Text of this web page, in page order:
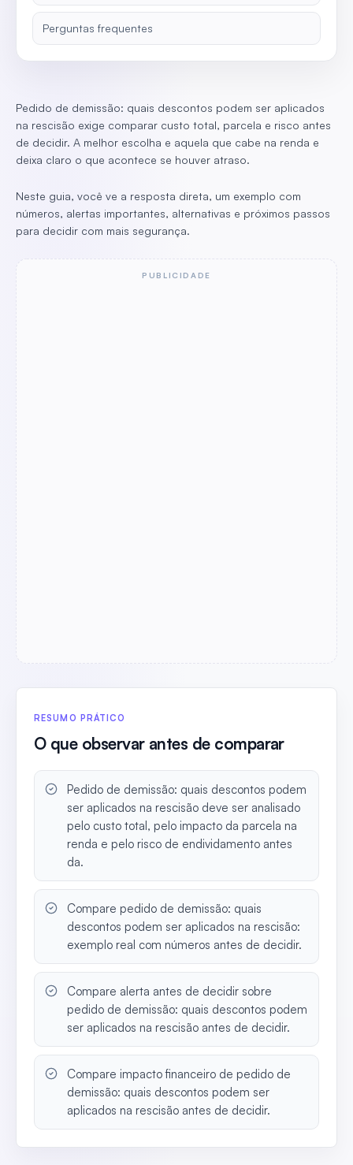
Perguntas frequentes
Pedido de demissão: quais descontos podem ser aplicados
na rescisão exige comparar custo total, parcela e risco antes
de decidir. A melhor escolha e aquela que cabe na renda e
deixa claro o que acontece se houver atraso.
Neste guia, você ve a resposta direta, um exemplo com
números, alertas importantes, alternativas e próximos passos
para decidir com mais segurança.
PUBLICIDADE
RESUMO PRÁTICO
O que observar antes de comparar
Pedido de demissão: quais descontos podem
ser aplicados na rescisão deve ser analisado
pelo custo total, pelo impacto da parcela na
renda e pelo risco de endividamento antes
da.
Compare pedido de demissão: quais
descontos podem ser aplicados na rescisão:
exemplo real com números antes de decidir.
Compare alerta antes de decidir sobre
pedido de demissão: quais descontos podem
ser aplicados na rescisão antes de decidir.
Compare impacto financeiro de pedido de
demissão: quais descontos podem ser
aplicados na rescisão antes de decidir.